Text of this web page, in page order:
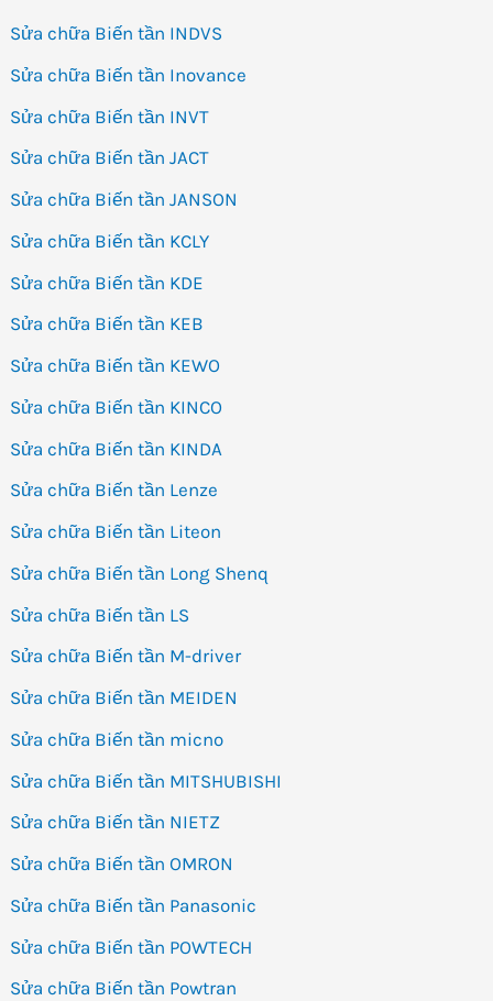
Sửa chữa Biến tần INDVS
Sửa chữa Biến tần Inovance
Sửa chữa Biến tần INVT
Sửa chữa Biến tần JACT
Sửa chữa Biến tần JANSON
Sửa chữa Biến tần KCLY
Sửa chữa Biến tần KDE
Sửa chữa Biến tần KEB
Sửa chữa Biến tần KEWO
Sửa chữa Biến tần KINCO
Sửa chữa Biến tần KINDA
Sửa chữa Biến tần Lenze
Sửa chữa Biến tần Liteon
Sửa chữa Biến tần Long Shenq
Sửa chữa Biến tần LS
Sửa chữa Biến tần M-driver
Sửa chữa Biến tần MEIDEN
Sửa chữa Biến tần micno
Sửa chữa Biến tần MITSHUBISHI
Sửa chữa Biến tần NIETZ
Sửa chữa Biến tần OMRON
Sửa chữa Biến tần Panasonic
Sửa chữa Biến tần POWTECH
Sửa chữa Biến tần Powtran